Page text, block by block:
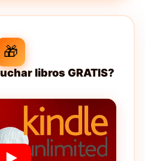
🎁
libros GRATIS?